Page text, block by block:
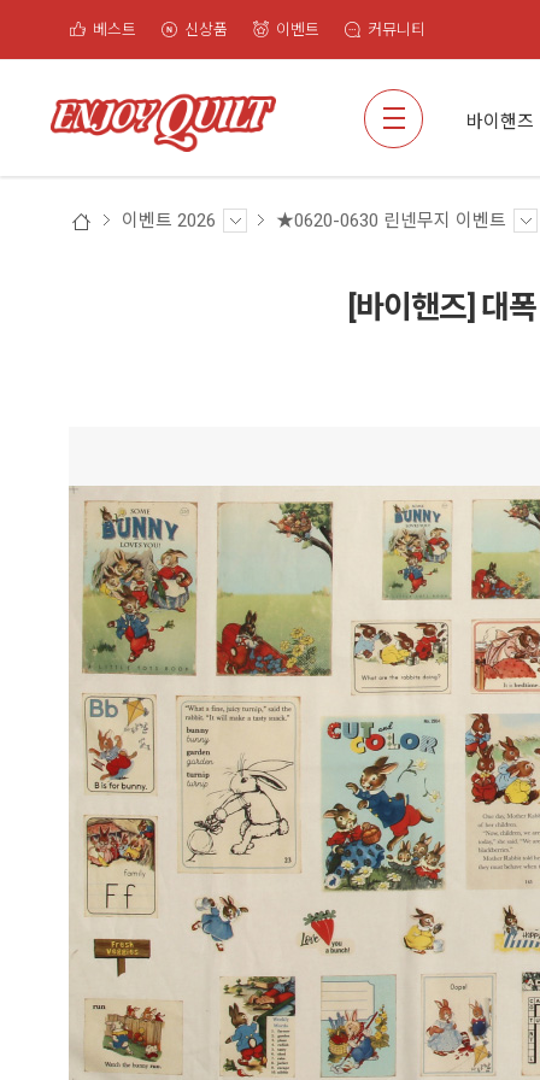
베스트 신상품 이벤트 커뮤니티
바이핸즈
이벤트 2026 ★0620-0630 린넨무지 이벤트
[바이핸즈] 대